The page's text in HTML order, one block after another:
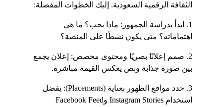
الثقافة الرقمية السعودية. إليك الخطوات المفصلة:
1. ابدأ بدراسة الجمهور: ماذا يحب؟ ما هي
اهتماماته؟ متى يكون نشطًا على المنصة؟
2. صمم إعلانًا بصريًا ومحتوى مخصص: إعلان يجمع
بين صورة جذابة ونص يعكس القيمة مباشرة.
3. حدد مواقع الظهور بعناية (Placements): يفضل